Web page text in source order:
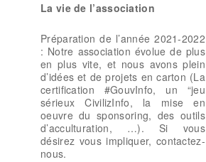
La vie de l’association
Préparation de l’année 2021-2022
: Notre association évolue de plus
en plus vite, et nous avons plein
d’idées et de projets en carton (La
certification #GouvInfo, un “jeu
sérieux CivilizInfo, la mise en
oeuvre du sponsoring, des outils
d’acculturation, …). Si vous
désirez vous impliquer, contactez-
nous.